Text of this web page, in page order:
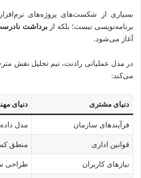
بسیاری از شکست‌های پروژه‌های
برنامه‌نویسی نیست؛ بلکه ازبرداشت
آغاز می‌شود.
در مدل عملیاتی رادنت، تیم تحلیل نقش
می‌کند:
دنیای مشتری دنیای
فرآیندهای سازمان مدل داده
قوانین اداری منطق
نیازهای کاربران طراحی